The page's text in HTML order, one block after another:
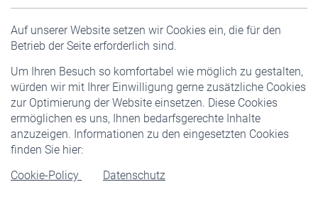
Auf unserer Website setzen wir Cookies ein, die für den
Betrieb der Seite erforderlich sind.
Um Ihren Besuch so komfortabel wie möglich zu gestalten,
würden wir mit Ihrer Einwilligung gerne zusätzliche Cookies
zur Optimierung der Website einsetzen. Diese Cookies
ermöglichen es uns, Ihnen bedarfsgerechte Inhalte
anzuzeigen. Informationen zu den eingesetzten Cookies
finden Sie hier:
Cookie-Policy
Datenschutz
Pflichtversicherung
Staatliche Förderung
Veranstaltungen
Rentner
Rentenbeginn
Rente beantragen